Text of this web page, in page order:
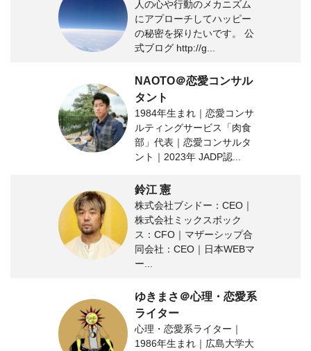
人の心や行動のメカニズム
にアプローチしてハッピー
の秘密を探りたいです。 公
式ブログ http://g...
NAOTO＠恋愛コンサル
タント
1984年生まれ｜恋愛コンサ
ルティングサービス「肉食
部」代表｜恋愛コンサルタ
ント｜2023年 JADP認...
鈴江 憲
株式会社ブシドー：CEO｜
株式会社ミックスボック
ス：CFO｜マザーシップ合
同会社：CEO｜日本WEBマ
ー...
ゆきまさ＠心理・恋愛系
ライター
心理・恋愛系ライター｜
1986年生まれ｜広島大学大